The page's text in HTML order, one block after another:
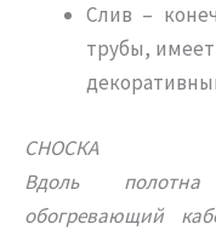
Слив –
трубы,
СНОСКА
Вдоль полотна
обогревающий